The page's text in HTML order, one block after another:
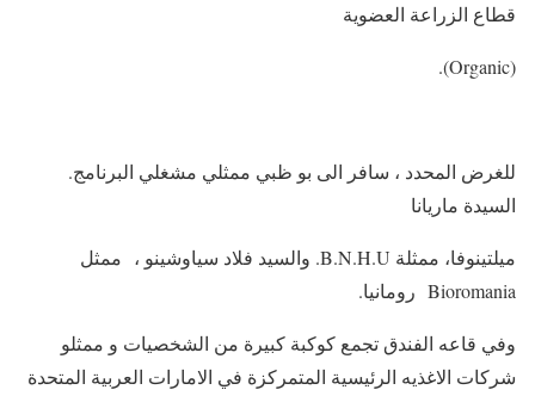
قطاع الزراعة العضوية
(Organic).
للغرض المحدد ، سافر الى بو ظبي ممثلي مشغلي البرنامج.
السيدة ماريانا
ميلتينوفا، ممثلة B.N.H.U. والسيد فلاد سياوشينو ، ممثل
Bioromania رومانيا.
وفي قاعه الفندق تجمع كوكبة كبيرة من الشخصيات و ممثلو
شركات الاغذيه الرئيسية المتمركزة في الامارات العربية المتحدة